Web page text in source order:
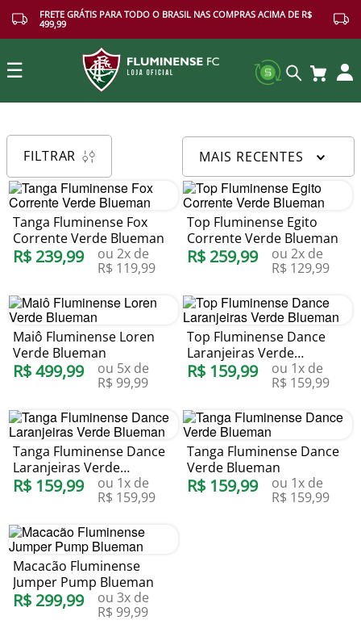
FRETE GRÁTIS PARA TODO O BRASIL NAS COMPRAS ACIMA DE R$
499,99
☰
FILTRAR MAIS RECENTES
Tanga Fluminense Fox
Corrente Verde Blueman
R$ 239,99 ou 2x de
R$ 119,99
Top Fluminense Egito
Corrente Verde Blueman
R$ 259,99 ou 2x de
R$ 129,99
Maiô Fluminense Loren
Verde Blueman
R$499,99 ou 5x de
R$ 99,99
Top Fluminense Dance
Laranjeiras Verde
Blueman
R$ 159,99 ou 1x de
R$ 159,99
Tanga Fluminense Dance
Laranjeiras Verde
Blueman
R$ 159,99 ou 1x de
R$ 159,99
Tanga Fluminense Dance
Verde Blueman
R$ 159,99 ou 1x de
R$ 159,99
Macacão Fluminense
Jumper Pump Blueman
R$ 299,99 ou 3x de
R$ 99,99